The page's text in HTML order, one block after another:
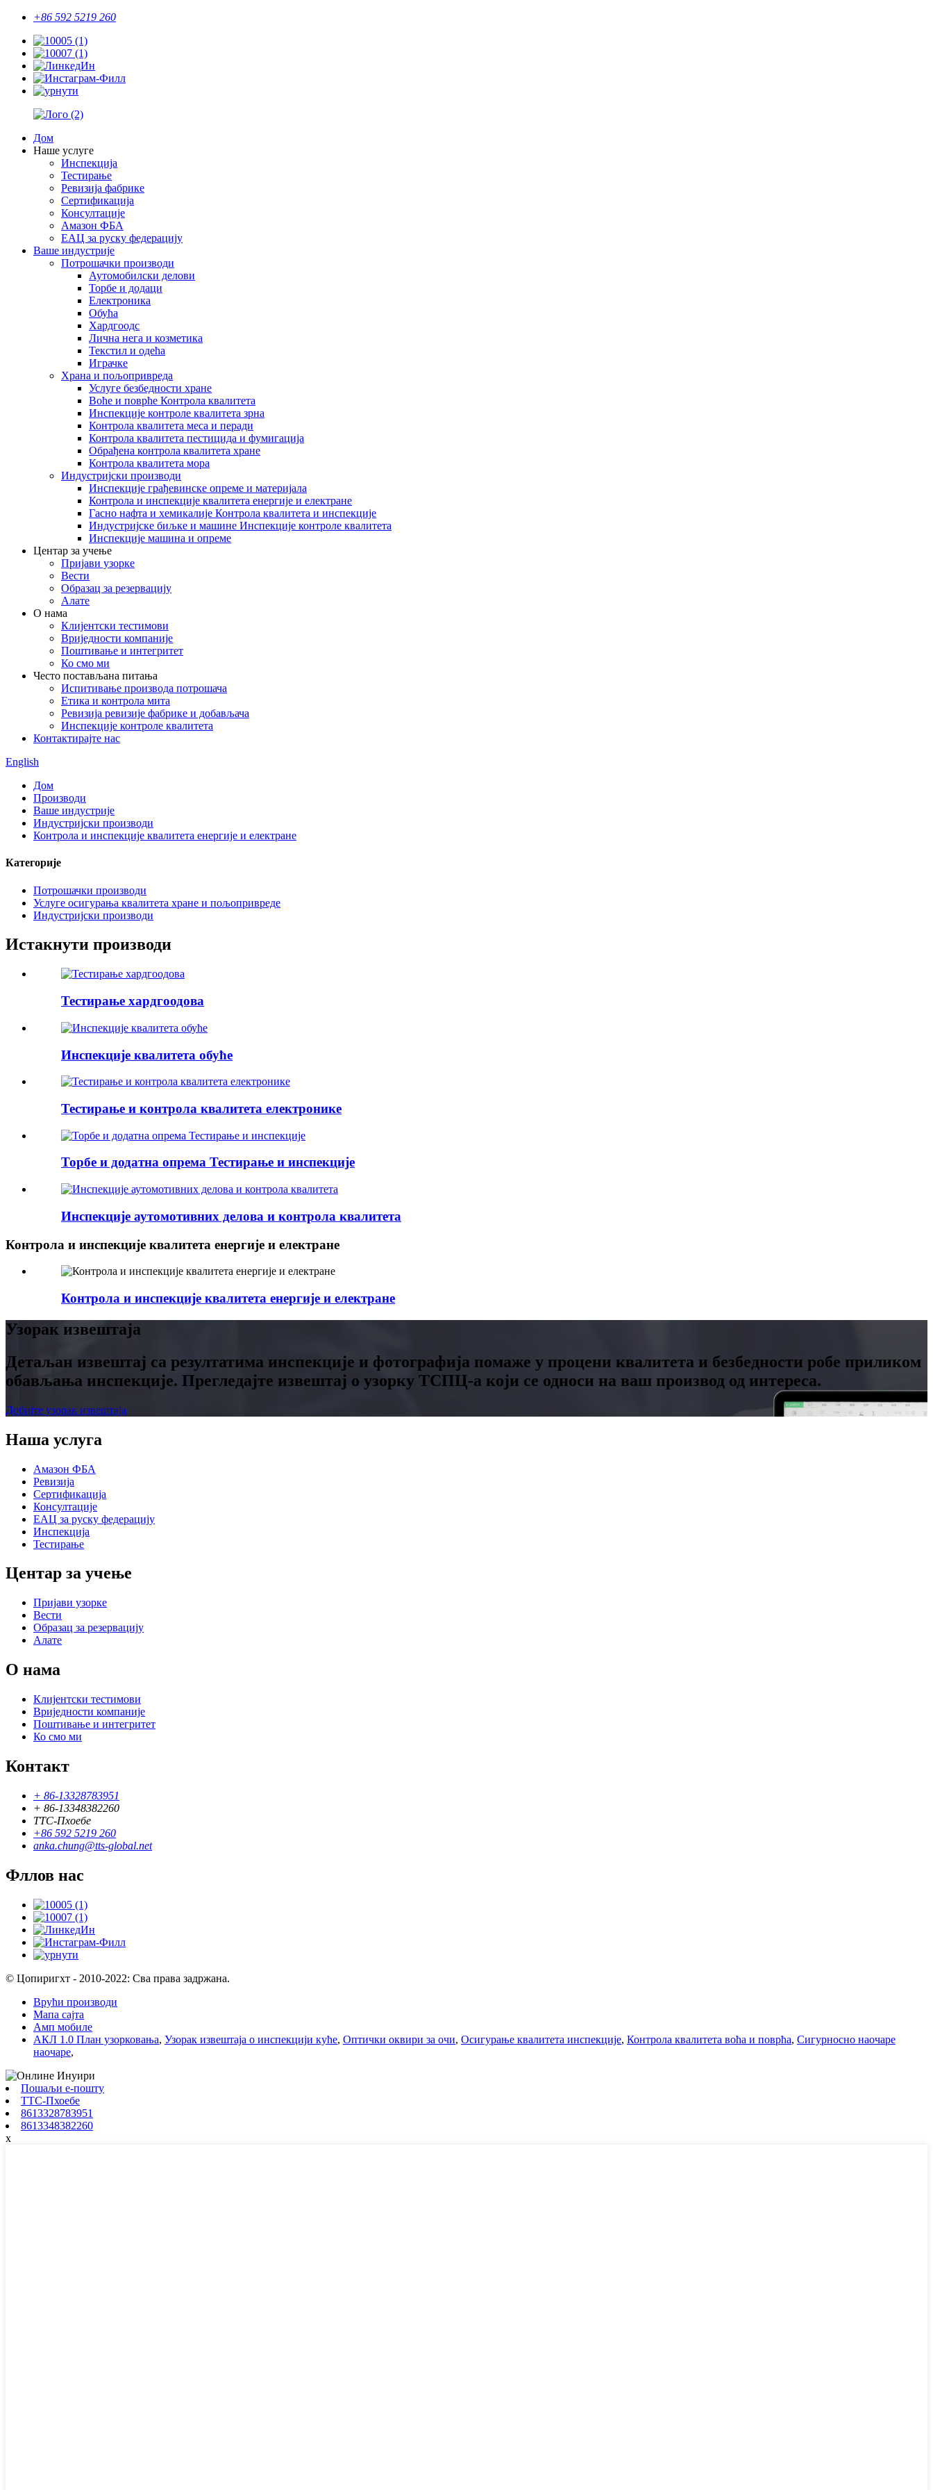
+86 592 5219 260
Дом
Наше услуге
Инспекција
Тестирање
Ревизија фабрике
Сертификација
Консултације
Амазон ФБА
ЕАЦ за руску федерацију
Ваше индустрије
Потрошачки производи
Аутомобилски делови
Торбе и додаци
Електроника
Обућа
Хардгоодс
Лична нега и козметика
Текстил и одећа
Играчке
Храна и пољопривреда
Услуге безбедности хране
Воће и поврће Контрола квалитета
Инспекције контроле квалитета зрна
Контрола квалитета меса и перади
Контрола квалитета пестицида и фумигација
Обрађена контрола квалитета хране
Контрола квалитета мора
Индустријски производи
Инспекције грађевинске опреме и материјала
Контрола и инспекције квалитета енергије и електране
Гасно нафта и хемикалије Контрола квалитета и инспекције
Индустријске биљке и машине Инспекције контроле квалитета
Инспекције машина и опреме
Центар за учење
Пријави узорке
Вести
Образац за резервацију
Алате
О нама
Клијентски тестимови
Вриједности компаније
Поштивање и интегритет
Ко смо ми
Често постављана питања
Испитивање производа потрошача
Етика и контрола мита
Ревизија ревизије фабрике и добављача
Инспекције контроле квалитета
Контактирајте нас
English
Дом
Производи
Ваше индустрије
Индустријски производи
Контрола и инспекције квалитета енергије и електране
Категорије
Потрошачки производи
Услуге осигурања квалитета хране и пољопривреде
Индустријски производи
Истакнути производи
Тестирање хардгоодова
Инспекције квалитета обуће
Тестирање и контрола квалитета електронике
Торбе и додатна опрема Тестирање и инспекције
Инспекције аутомотивних делова и контрола квалитета
Контрола и инспекције квалитета енергије и електране
Контрола и инспекције квалитета енергије и електране
Узорак извештаја
Детаљан извештај са резултатима инспекције и фотографија помаже у процени квалитета и безбедности робе приликом
обављања инспекције. Прегледајте извештај о узорку ТСПЦ-а који се односи на ваш производ од интереса.
Добијте узорак извештаја
Наша услуга
Амазон ФБА
Ревизија
Сертификација
Консултације
ЕАЦ за руску федерацију
Инспекција
Тестирање
Центар за учење
Пријави узорке
Вести
Образац за резервацију
Алате
О нама
Клијентски тестимови
Вриједности компаније
Поштивање и интегритет
Ко смо ми
Контакт
+ 86-13328783951
+ 86-13348382260
ТТС-Пхоебе
+86 592 5219 260
anka.chung@tts-global.net
Фллов нас
© Цопиригхт - 2010-2022: Сва права задржана.
Врући производи
Мапа сајта
Амп мобиле
АКЛ 1.0 План узорковања, Узорак извештаја о инспекцији куће, Оптички оквири за очи, Осигурање квалитета инспекције, Контрола квалитета воћа и поврћа, Сигурносно наочаре
наочаре,
Пошаљи е-пошту
ТТС-Пхоебе
8613328783951
8613348382260
x